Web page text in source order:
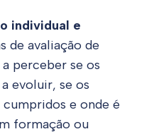
individual e
de avaliação de
perceber se os
evoluir, se os
e onde é
formação ou